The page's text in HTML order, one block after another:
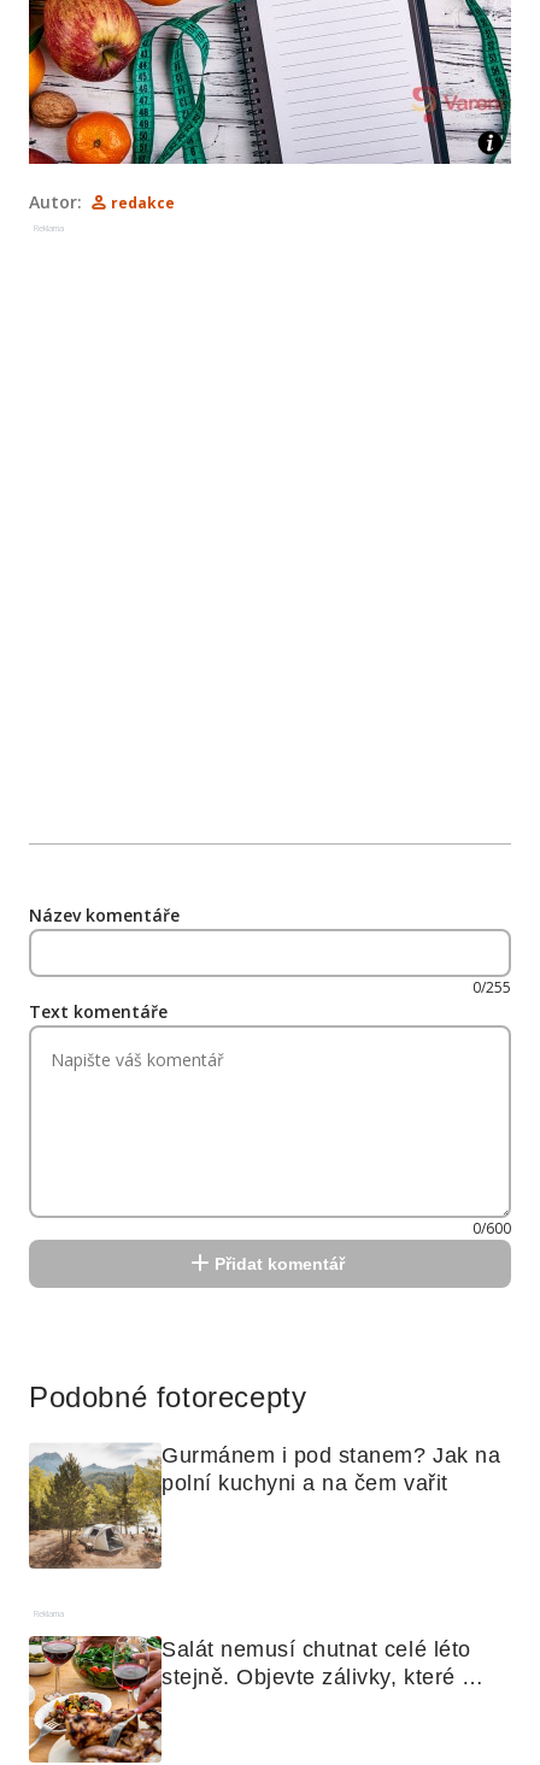
Autor: redakce
Reklama
Název komentáře
0/255
Text komentáře
0/600
Přidat komentář
Podobné fotorecepty
Gurmánem i pod stanem? Jak na
polní kuchyni a na čem vařit
Reklama
Salát nemusí chutnat celé léto
stejně. Objevte zálivky, které